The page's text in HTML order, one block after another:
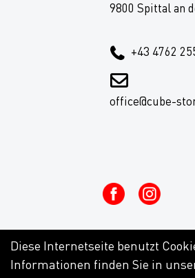
9800 Spittal an
+43 4762
office@cube-
Diese Internetseite benutzt
Informationen finden Sie in